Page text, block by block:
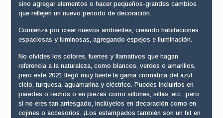
sino agregar elementos o hacer pequeños-grandes cambios
que reflejen un nuevo periodo de decoración.
Comienza por crear nuevos ambientes, creando habitaciones
espaciosas y luminosas, agregando espejos e iluminación.
No olvides los colores, fuertes y llamativos que hagan
referencia a la naturaleza, como blancos, verdes o amarillos,
pero este 2021 llegó muy fuerte la gama cromática del azul:
cielo, turquesa, aguamarina y eléctrico. Puedes incluirlos en
paredes o techos o en piezas como sillones, sillas, etc., pero
si no eres tan arriesgado, inclúyelos en decoración como en
cojines o accesorios. ¡Los estampados también son un hit en